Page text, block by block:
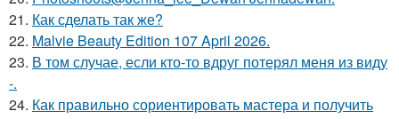
21. Как сделать так же?
22. Malvie Beauty Edition 107 April 2026.
23. В том случае, если кто-то вдруг потерял меня из виду
-.
24. Как правильно сориентировать мастера и получить